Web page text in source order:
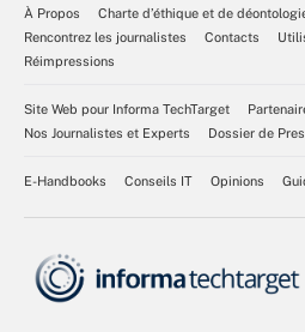
À Propos
Charte d’éthique et de
Rencontrez les journalistes
Contacts
Réimpressions
Site Web pour Informa TechTarget
Nos Journalistes et Experts
Dossier de
E-Handbooks Conseils IT Opinions